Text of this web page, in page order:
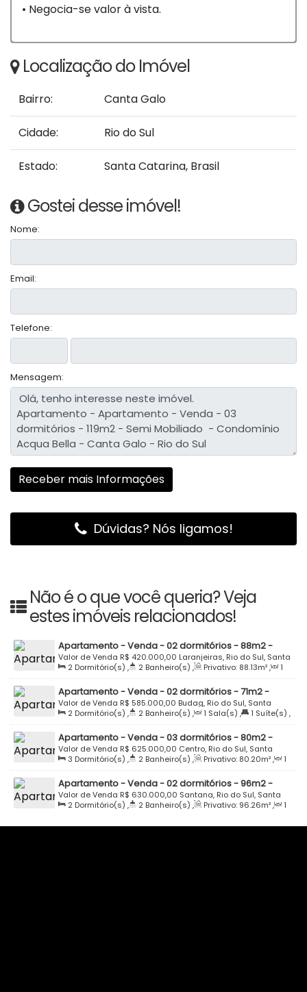
• Negocia-se valor à vista.
Localização do Imóvel
Bairro: Canta Galo
Cidade: Rio do Sul
Estado: Santa Catarina, Brasil
Gostei desse imóvel!
Nome:
Email:
Telefone:
Mensagem:
Dúvidas? Nós ligamos!
Não é o que você queria? Veja
estes imóveis relacionados!
Apartamento - Venda - 02 dormitórios - 88m2 -
Semi Mobiliado - Edifício Princesinha do Alto Vale -
Laranjeiras - Rio do Sul
R$ 420.000,00
Valor de Venda
Laranjeiras, Rio do Sul, Santa
Catarina, Brasil
2 Dormitório(s) , 2 Banheiro(s) , Privativo: 88.13m²,
1
Sala(s) , 1Suíte(s) , 1Vaga(s) , Útil:110.37m²
Apartamento - Venda - 02 dormitórios - 71m2 -
Semi Mobiliado - Rua Ana dos Santos - Residencial
Florença - Budag - Rio do Sul por R$ 585.000,00
R$ 585.000,00
Valor de Venda
Budag, Rio do Sul, Santa
Catarina, Brasil
2 Dormitório(s) , 2 Banheiro(s) , 1 Sala(s) , 1 Suíte(s) ,
Total:89.31m², 1 Vaga(s), Útil: 71.28m²
Apartamento - Venda - 03 dormitórios - 80m2 -
Semi Mobiliado - Edifício Lesi Werner Teixeira -
Santana - Rio do Sul
R$ 625.000,00
Valor de Venda
Centro, Rio do Sul, Santa
Catarina, Brasil
3 Dormitório(s) , 2 Banheiro(s) , Privativo: 80.20m²,
1
Sala(s) , 1Suíte(s) , Total:126.10m², 1 Vaga(s)
Apartamento - Venda - 02 dormitórios - 96m2 -
Semi Mobiliado - Rua Leopoldo Ledra - Edifício Villa
Vicenza - Santana - Rio do Sul
R$ 630.000,00
Valor de Venda
Santana, Rio do Sul, Santa
Catarina, Brasil
2 Dormitório(s) , 2 Banheiro(s) , Privativo: 96.26m²,
1